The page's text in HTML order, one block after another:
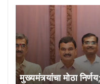
मुख्यमंत्र्यांचा मोठा